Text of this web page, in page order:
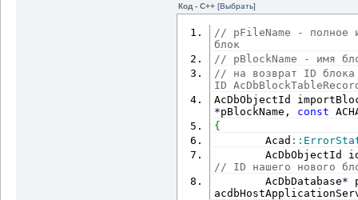
Код - C++ [Выбрать]
// pFileName - полное
блок
// pBlockName - имя
// на возврат ID
ID
AcDbObjectId
*pBlockName, const
{
Acad ::
AcDbObjectId
// ID нашего нового
AcDbDatabase*